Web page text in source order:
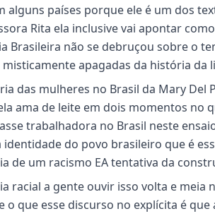
países porque ele é um dos
Rita ela inclusive vai apontar
Brasileira não se debruçou sobre o
apagadas da história da
das mulheres no Brasil da Mary Del
ama de leite em dois momentos no
trabalhadora no Brasil neste
do povo brasileiro que é
de um racismo EA tentativa da
racial a gente ouvir isso volta e meia
que esse discurso no explícita é